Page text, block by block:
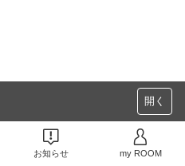
開く
お知らせ my ROOM